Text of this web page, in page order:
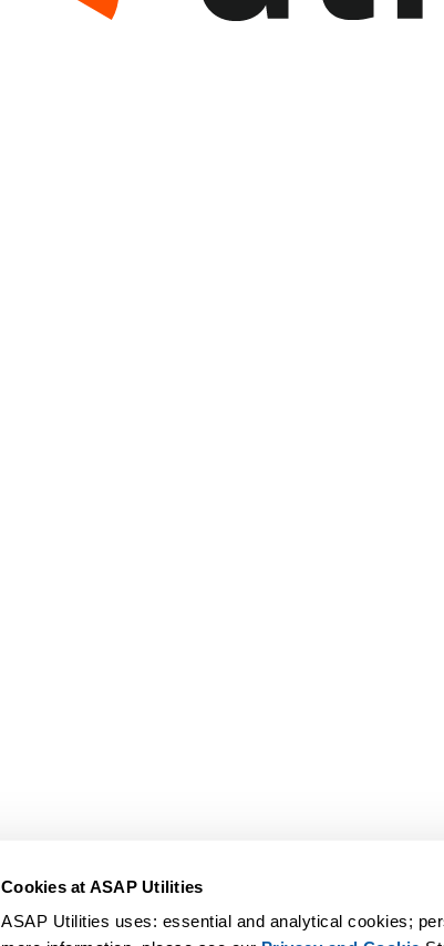
Cookies at ASAP Utilities
ASAP Utilities uses: essential and analytical cookies;